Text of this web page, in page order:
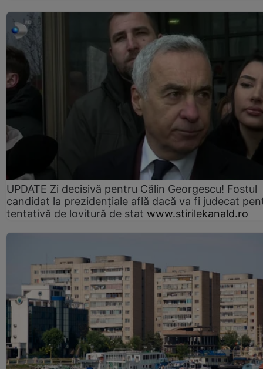
UPDATE Zi decisivă pentru Călin Georgescu! Fostul
candidat la prezidențiale află dacă va fi judecat
tentativă de lovitură de stat www.stirilekanald.ro